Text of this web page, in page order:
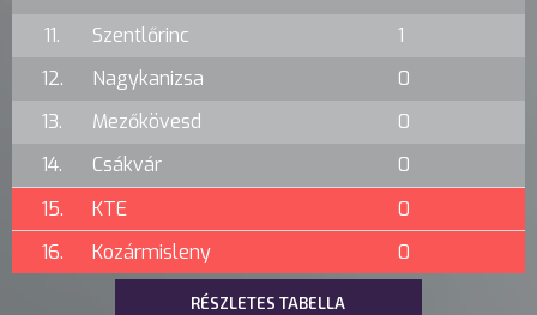
11.
Szentlőrinc
1
12.
Nagykanizsa
0
13.
Mezőkövesd
0
14.
Csákvár
0
15.
KTE
0
16.
Kozármisleny 0
RÉSZLETES TABELLA